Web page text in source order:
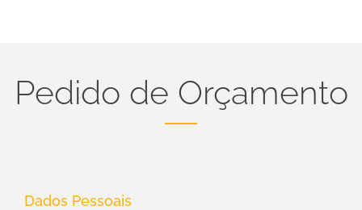
Pedido de Orçamento
Dados Pessoais